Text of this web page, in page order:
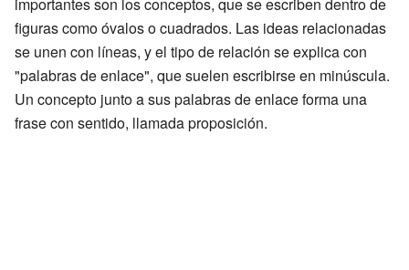
figuras como óvalos o cuadrados. Las ideas relacionadas
se unen con líneas, y el tipo de relación se explica con
"palabras de enlace", que suelen escribirse en minúscula.
Un concepto junto a sus palabras de enlace forma una
frase con sentido, llamada proposición.